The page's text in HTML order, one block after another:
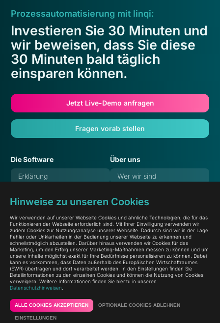
Prozessautomatisierung mit linqi:
Investieren Sie 30 Minuten und
wir beweisen, dass Sie diese
30 Minuten bald täglich
einsparen können.
Jetzt Live-Demo anfragen
Fragen vorab stellen
Die Software
Erklärung
Referenzen
Preise
Häufige Fragen
Über uns
Wer wir sind
Karriere
Blog
Dokumentation
Systemstatus
© 2026linqi GmbH Datenschutz
Hinweise zu unseren Cookies
Wir verwenden auf unserer Webseite Cookies und ähnliche Technologien, die für das
Funktionieren der Webseite erforderlich sind. Mit Ihrer Einwilligung verwenden wir
zudem Cookies zur Nutzungsanalyse unserer Webseite. Dadurch sind wir in der Lage
Fehler oder Unklarheiten in der Bedienung unserer Webseite zu erkennen und
schnellstmöglich abzustellen. Darüber hinaus verwenden wir Cookies für das
Marketing, um den Erfolg unserer Marketing-Maßnahmen messen zu können und um
unsere Inhalte möglichst exakt für Ihre Bedürfnisse personalisieren zu können. Dabei
kann es vorkommen, dass Daten außerhalb des Europäischen Wirtschaftraumes
(EWR) übertragen und dort verarbeitet werden. In den Einstellungen finden Sie
Detailinformationen zu den einzelnen Cookies und können die Nutzung von Cookies
verweigern. Weitere Informationen finden Sie hierzu in unseren
Datenschutzhinweisen
ALLE COOKIES AKZEPTIEREN OPTIONALE COOKIES ABLEHNEN
EINSTELLUNGEN